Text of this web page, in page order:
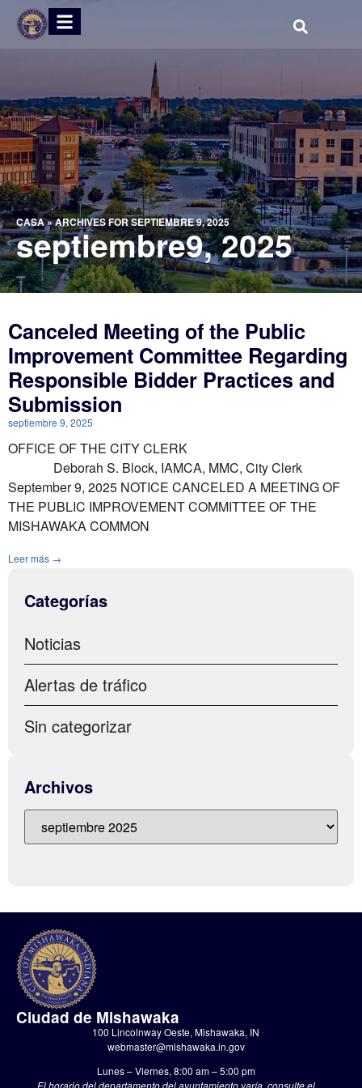
CASA»ARCHIVES FOR SEPTIEMBRE 9, 2025
septiembre9, 2025
Canceled Meeting of the Public
Improvement Committee Regarding
Responsible Bidder Practices and
Submission
septiembre 9, 2025
OFFICE OF THE CITY CLERK
Deborah S. Block, IAMCA, MMC, City Clerk
September 9, 2025 NOTICE CANCELED A MEETING OF
THE PUBLIC IMPROVEMENT COMMITTEE OF THE
MISHAWAKA COMMON
Leer más →
Categorías
Noticias
Alertas de tráfico
Sin categorizar
Archivos
Ciudad de Mishawaka
100 Lincolnway Oeste, Mishawaka, IN
webmaster@mishawaka.in.gov
Lunes – Viernes, 8:00 am – 5:00 pm